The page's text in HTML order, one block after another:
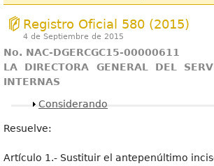
Registro Oficial 580 (2015)
4 de Septiembre de 2015
No. NAC-DGERCGC15-00000611
LA DIRECTORA GENERAL DEL
INTERNAS
Mostrar
Considerando
Resuelve:
Artículo 1.- Sustituir el antepenúltimo